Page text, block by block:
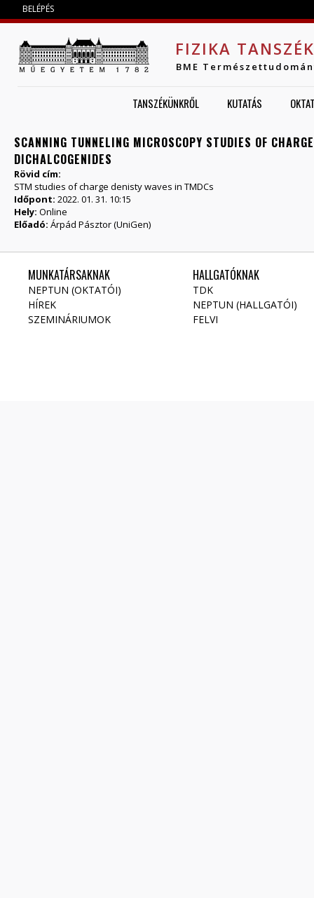
BELÉPÉS
FIZIKA TANSZÉK
BME
TANSZÉKÜNKRŐL KUTATÁS
SCANNING TUNNELING MICROSCOPY STUDIES OF
DICHALCOGENIDES
Rövid cím:
STM studies of charge denisty waves in TMDCs
Időpont: 2022. 01. 31. 10:15
Hely: Online
Előadó: Árpád Pásztor (UniGen)
MUNKATÁRSAKNAK
NEPTUN (OKTATÓI)
HÍREK
SZEMINÁRIUMOK
HALLGATÓKNAK
TDK
NEPTUN (HALLGATÓI)
FELVI